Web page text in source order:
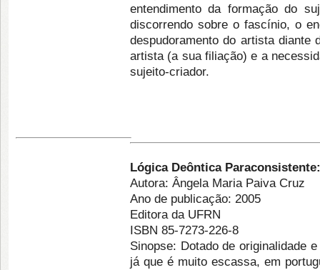
entendimento da formação do
discorrendo sobre o fascínio, o
despudoramento do artista diante
artista (a sua filiação) e a
sujeito-criador.
Lógica Deôntica
Autora: Ângela Maria Paiva Cruz
Ano de publicação: 2005
Editora da UFRN
ISBN 85-7273-226-8
Sinopse: Dotado de originalidade
já que é muito escassa, em